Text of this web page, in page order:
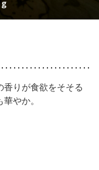
g
りが食欲をそそる
やか。